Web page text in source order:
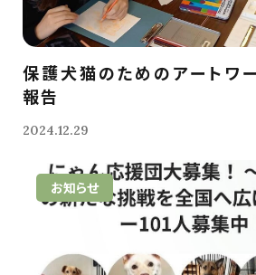
保護犬猫のためのアートワ
報告
2024.12.29
お知らせ